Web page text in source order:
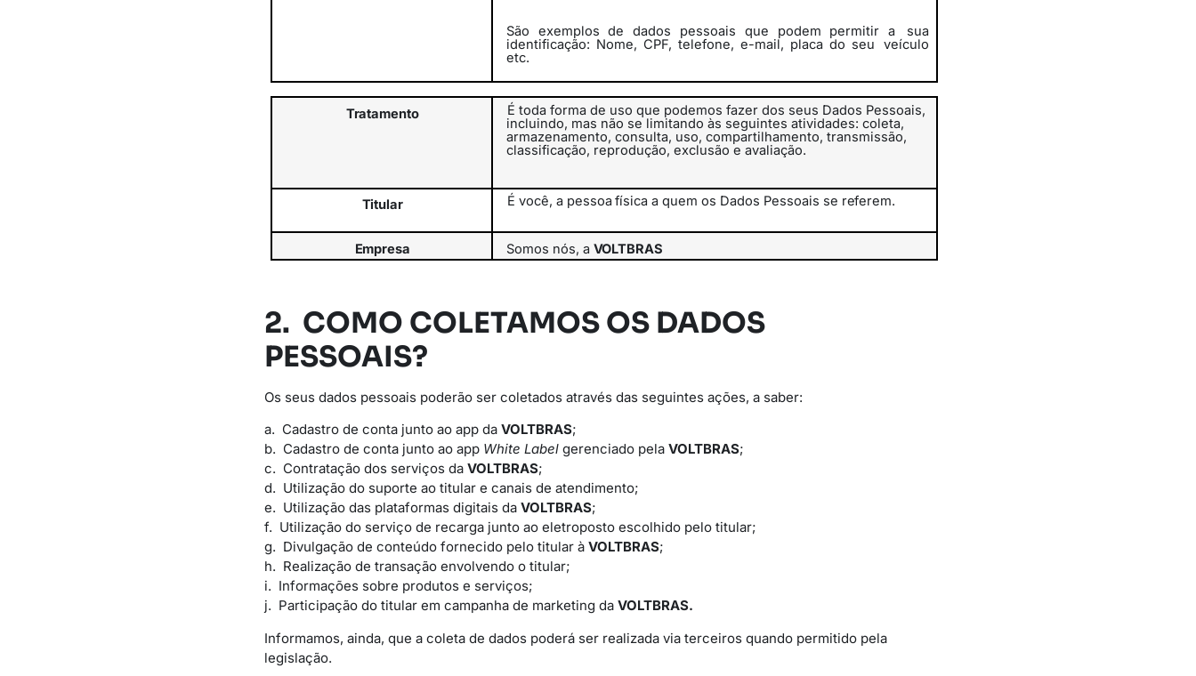
São exemplos de dados pessoais que podem permitir a
sua
identificação: Nome, CPF, telefone, e-mail, placa do seu
veículo
etc.
Tratamento
É toda forma de uso que podemos fazer dos seus Dados Pessoais,
incluindo, mas não se limitando às seguintes atividades: coleta,
armazenamento, consulta, uso, compartilhamento, transmissão,
classificação, reprodução, exclusão e avaliação.
Titular É você, a pessoa física a quem os Dados Pessoais se referem.
Empresa Somos nós, a VOLTBRAS
2. COMO COLETAMOS OS DADOS
PESSOAIS?
Os seus dados pessoais poderão ser coletados através das seguintes ações, a saber:
a. Cadastro de conta junto ao app da VOLTBRAS;
b. Cadastro de conta junto ao app White Label gerenciado pela VOLTBRAS;
c. Contratação dos serviços da VOLTBRAS;
d. Utilização do suporte ao titular e canais de atendimento;
e. Utilização das plataformas digitais da VOLTBRAS;
f. Utilização do serviço de recarga junto ao eletroposto escolhido pelo titular;
g. Divulgação de conteúdo fornecido pelo titular à VOLTBRAS;
h. Realização de transação envolvendo o titular;
i. Informações sobre produtos e serviços;
j. Participação do titular em campanha de marketing da VOLTBRAS.
Informamos, ainda, que a coleta de dados poderá ser realizada via terceiros quando permitido pela
legislação.